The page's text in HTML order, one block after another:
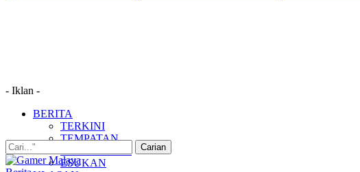
- Iklan -
BERITA
TERKINI
TEMPATAN
ESUKAN